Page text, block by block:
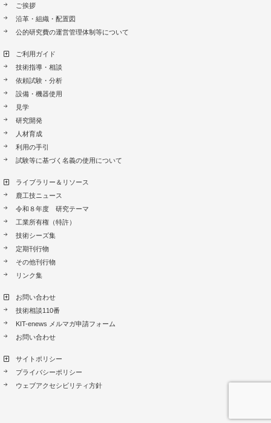
ご挨拶
沿革・組織・配置図
公的研究費の運営管理体制等について
ご利用ガイド
技術指導・相談
依頼試験・分析
設備・機器使用
見学
研究開発
人材育成
利用の手引
試験等に基づく名義の使用について
ライブラリー＆リソース
鹿工技ニュース
令和８年度 研究テーマ
工業所有権（特許）
技術シーズ集
定期刊行物
その他刊行物
リンク集
お問い合わせ
技術相談110番
KIT-enews メルマガ申請フォーム
お問い合わせ
サイトポリシー
プライバシーポリシー
ウェブアクセシビリティ方針